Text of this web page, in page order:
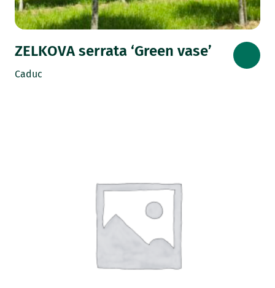
ZELKOVA serrata ‘Green vase’
Caduc